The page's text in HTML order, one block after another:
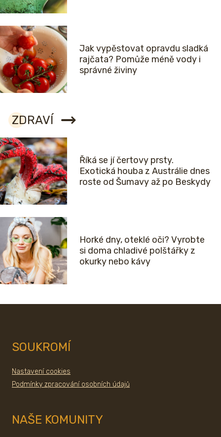
Jak vypěstovat opravdu sladká
rajčata? Pomůže méně vody i
správné živiny
ZDRAVÍ
Říká se jí čertovy prsty.
Exotická houba z Austrálie dnes
roste od Šumavy až po Beskydy
Horké dny, oteklé oči? Vyrobte
si doma chladivé polštářky z
okurky nebo kávy
SOUKROMÍ
Nastavení cookies
Podmínky zpracování osobních údajů
NAŠE KOMUNITY